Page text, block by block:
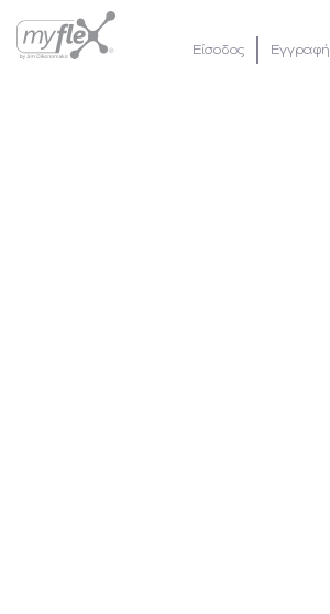
Είσοδος Εγγραφή